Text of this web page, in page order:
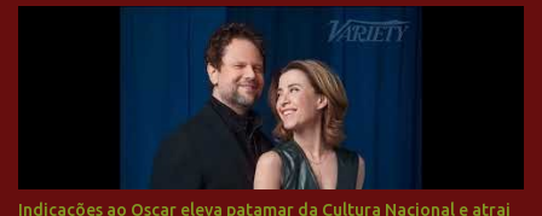
Paraná ampliou a vantagem aos 21 minutos. Éverton Garroni
desviou cruzamento de cabeça e, mesmo de costas, incidiu o canto
direito de Harlei. O goleiro esmeraldino se esticou e até tocou na
bola, mas não o suficiente para desviar sua trajetória. O ataque do
Goiás era nulo, tanto que o Paraná seguiu em cima. Aos 32
minutos, Jefferson cabeceou e Harlei fez grande defesa. Seis
minutos depois, Wellington encheu o pé e quase surpreendeu o
Indicações ao Oscar eleva patamar da Cultura Nacional e atrai